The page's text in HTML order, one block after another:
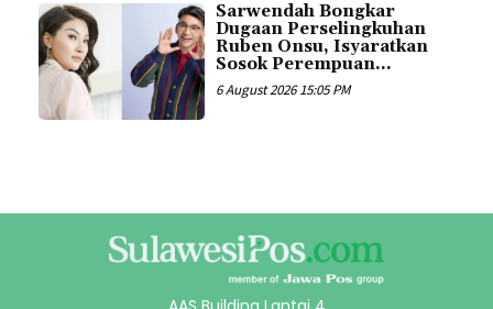
Sarwendah Bongkar
Dugaan Perselingkuhan
Ruben Onsu, Isyaratkan
Sosok Perempuan...
6 August 2026 15:05 PM